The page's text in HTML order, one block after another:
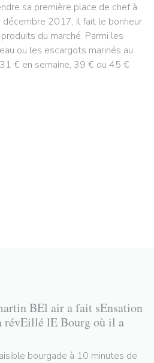
sa première place de chef à
décembre 2017, il fait le bonheur
du marché. Parmi les
ou les escargots marinés au
€ en semaine, 39 € ou 45 €
BEl air a fait sEnsation
révEillé lE Bourg où il a
bourgade à 10 minutes de